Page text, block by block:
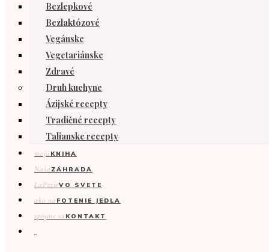
Bezlepkové
Bezlaktózové
Vegánske
Vegetariánske
Zdravé
Druh kuchyne
Ázijské recepty
Tradičné recepty
Talianske recepty
moja KNIHA
Naša ZÁHRADA
LaPetitVO SVETE
ako na FOTENIE JEDLA
spojme sa KONTAKT